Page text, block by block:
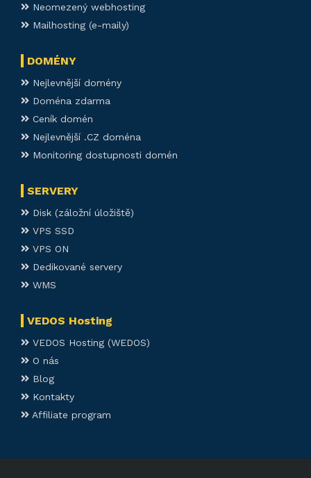
Neomezený webhosting
Mailhosting (e-maily)
DOMÉNY
Nejlevnější domény
Doména zdarma
Ceník domén
Nejlevnější .CZ doména
Monitoring dostupnosti domén
SERVERY
Disk (záložní úložiště)
VPS SSD
VPS ON
Dedikované servery
WMS
VEDOS Hosting
VEDOS Hosting (WEDOS)
O nás
Blog
Kontakty
Affiliate program